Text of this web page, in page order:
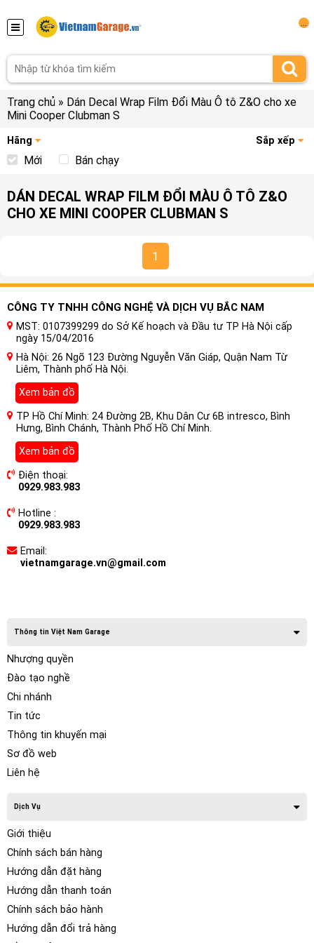
Trang chủ » Dán Decal Wrap Film Đổi Màu Ô tô Z&O cho xe
Mini Cooper Clubman S
Hãng Sắp xếp
Mới Bán chạy
DÁN DECAL WRAP FILM ĐỔI MÀU Ô TÔ Z&O
CHO XE MINI COOPER CLUBMAN S
1
CÔNG TY TNHH CÔNG NGHỆ VÀ DỊCH VỤ BẮC NAM
MST: 0107399299 do Sở Kế hoạch và Đầu tư TP Hà Nội cấp
ngày 15/04/2016
Hà Nội: 26 Ngõ 123 Đường Nguyễn Văn Giáp, Quận Nam Từ
Liêm, Thành phố Hà Nội.
Xem bản đồ
TP Hồ Chí Minh: 24 Đường 2B, Khu Dân Cư 6B intresco, Bình
Hưng, Bình Chánh, Thành Phố Hồ Chí Minh.
Xem bản đồ
Điện thoại:
0929.983.983
Hotline :
0929.983.983
Email:
vietnamgarage.vn@gmail.com
Thông tin Việt Nam Garage
Nhượng quyền
Đào tạo nghề
Chi nhánh
Tin tức
Thông tin khuyến mại
Sơ đồ web
Liên hệ
Dịch Vụ
Giới thiệu
Chính sách bán hàng
Hướng dẫn đặt hàng
Hướng dẫn thanh toán
Chính sách bảo hành
Hướng dẫn đổi trả hàng